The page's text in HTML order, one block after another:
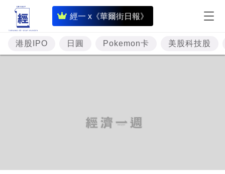
經一 x《華爾街日報》
即
時
財
經
理
港股IPO 日圓 Pokemon卡 美股科技股